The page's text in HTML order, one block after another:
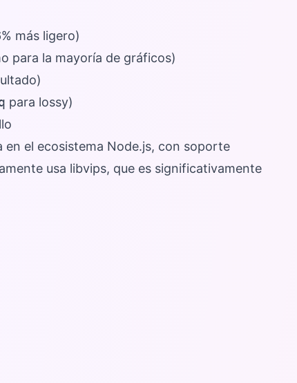
más ligero)
para la mayoría de gráficos)
para lossy)
en el ecosistema Node.js, con soporte
usa libvips, que es significativamente